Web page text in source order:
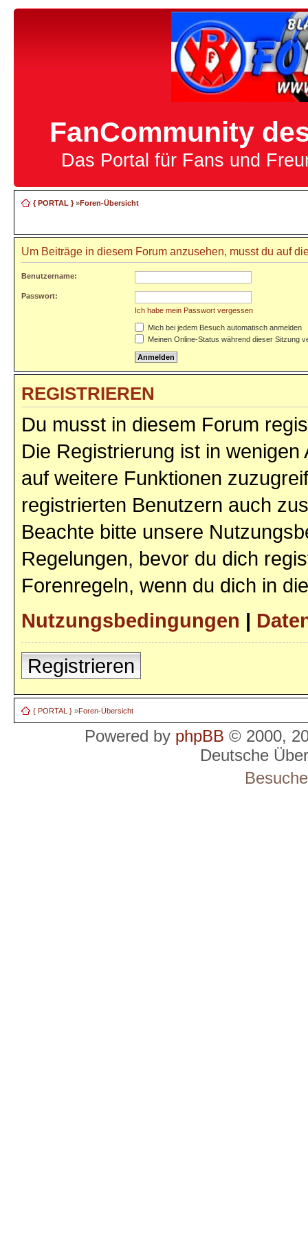
FanCommunity
Das Portal für Fans und
{ PORTAL }»Foren-Übersicht
Um Beiträge in diesem Forum anzusehen, musst du auf
Benutzername:
Passwort:
Ich habe mein Passwort vergessen
Mich bei jedem Besuch automatisch anmelden
Meinen Online-Status während dieser Sitzung
REGISTRIEREN
Du musst in diesem Forum
Die Registrierung ist in
auf weitere Funktionen
registrierten Benutzern auch
Beachte bitte unsere
Regelungen, bevor du dich
Forenregeln, wenn du dich in
Nutzungsbedingungen |
Registrieren
{ PORTAL } »Foren-Übersicht
Powered by phpBB © 2000,
Deutsche